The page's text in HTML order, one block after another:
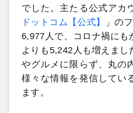
でした。主たる公式アカ
ドットコム【公式】
」の
6,977人で、コロナ禍にも
よりも5,242人も増えまし
やグルメに限らず、丸の
様々な情報を発信してい
ます。